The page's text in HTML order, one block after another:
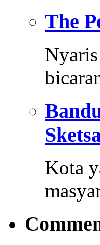
The
Kota